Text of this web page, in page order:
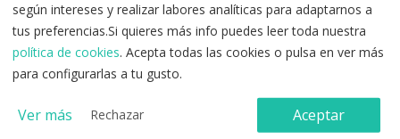
Bloque I: Organización del Estado, de la Unión
Europea y de la Comunidad de Castilla y León (10
Bloque II: Derecho y régimen jurídico de las
Administraciones Públicas (9 temas)
según intereses y realizar labores analíticas para adaptarnos a
tus preferencias.Si quieres más info puedes leer toda nuestra
política de cookies. Acepta todas las cookies o pulsa en ver más
para configurarlas a tu gusto.
Ver más Rechazar Aceptar